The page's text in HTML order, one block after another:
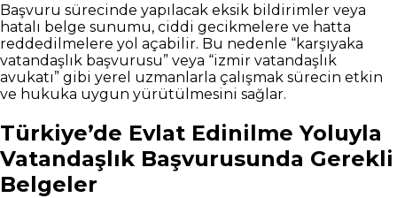
Başvuru sürecinde yapılacak eksik bildirimler veya
hatalı belge sunumu, ciddi gecikmelere ve hatta
reddedilmelere yol açabilir. Bu nedenle “karşıyaka
vatandaşlık başvurusu” veya “izmir vatandaşlık
avukatı” gibi yerel uzmanlarla çalışmak sürecin etkin
ve hukuka uygun yürütülmesini sağlar.
Türkiye’de Evlat Edinilme Yoluyla
Vatandaşlık Başvurusunda Gerekli
Belgeler